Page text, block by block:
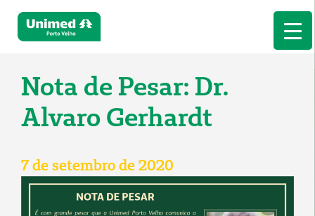
Nota de Pesar: Dr.
Alvaro Gerhardt
7 de setembro de 2020